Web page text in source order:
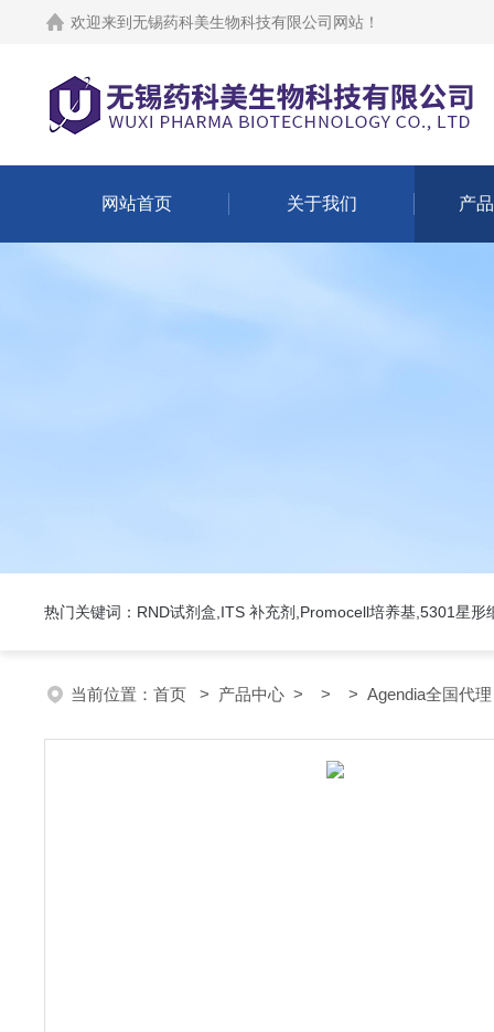
欢迎来到 无锡药科美生物科技有限公司网站 ！
网站首页 关于我们 产
热门关键词：RND试剂盒,ITS 补充剂,Promocell培养基,5301星形
当前位置： 首页 > 产品中心 > > > Agendia全国代理